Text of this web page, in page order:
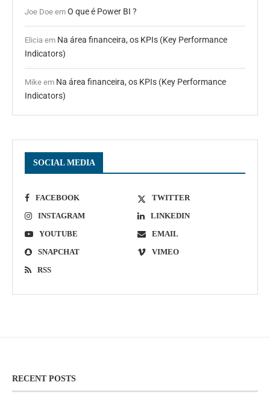
Joe Doe em O que é Power BI ?
Elicia em Na área financeira, os KPIs (Key Performance
Indicators)
Mike em Na área financeira, os KPIs (Key Performance
Indicators)
SOCIAL MEDIA
FACEBOOK
TWITTER
INSTAGRAM
LINKEDIN
YOUTUBE
EMAIL
SNAPCHAT
VIMEO
RSS
RECENT POSTS